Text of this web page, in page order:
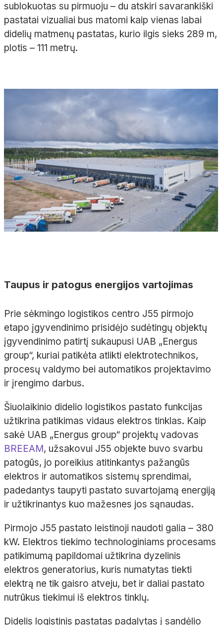
sublokuotas su pirmuoju – du atskiri savarankiški
pastatai vizualiai bus matomi kaip vienas labai
didelių matmenų pastatas, kurio ilgis sieks 289 m,
plotis – 111 metrų.
Taupus ir patogus energijos vartojimas
Prie sėkmingo logistikos centro J55 pirmojo
etapo įgyvendinimo prisidėjo sudėtingų objektų
įgyvendinimo patirtį sukaupusi UAB „Energus
group“, kuriai patikėta atlikti elektrotechnikos,
procesų valdymo bei automatikos projektavimo
ir įrengimo darbus.
Šiuolaikinio didelio logistikos pastato funkcijas
užtikrina patikimas vidaus elektros tinklas. Kaip
sakė UAB „Energus group“ projektų vadovas
BREEAM, užsakovui J55 objekte buvo svarbu
patogūs, jo poreikius atitinkantys pažangūs
elektros ir automatikos sistemų sprendimai,
padedantys taupyti pastato suvartojamą energiją
ir užtikrinantys kuo mažesnes jos sąnaudas.
Pirmojo J55 pastato leistinoji naudoti galia – 380
kW. Elektros tiekimo technologiniams procesams
patikimumą papildomai užtikrina dyzelinis
elektros generatorius, kuris numatytas tiekti
elektrą ne tik gaisro atveju, bet ir daliai pastato
nutrūkus tiekimui iš elektros tinklų.
Didelis logistinis pastatas padalytas į sandėlio